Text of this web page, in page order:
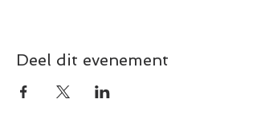
Deel dit evenement